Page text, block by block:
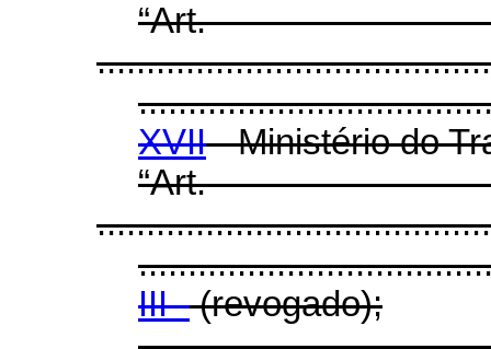
XVII- Ministério do
III -(revogado);